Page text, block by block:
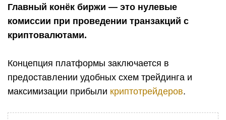
Главный конёк биржи — это нулевые
комиссии при проведении транзакций с
криптовалютами.
Концепция платформы заключается в
предоставлении удобных схем трейдинга и
максимизации прибыли криптотрейдеров.